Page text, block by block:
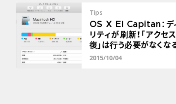
Tips
OS X El Capitan：デ
リティが刷新！「アク
復」は行う必要がなくな
2015/10/04